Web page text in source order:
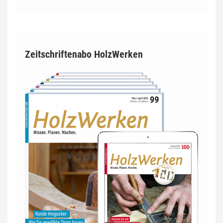
Zeitschriftenabo HolzWerken